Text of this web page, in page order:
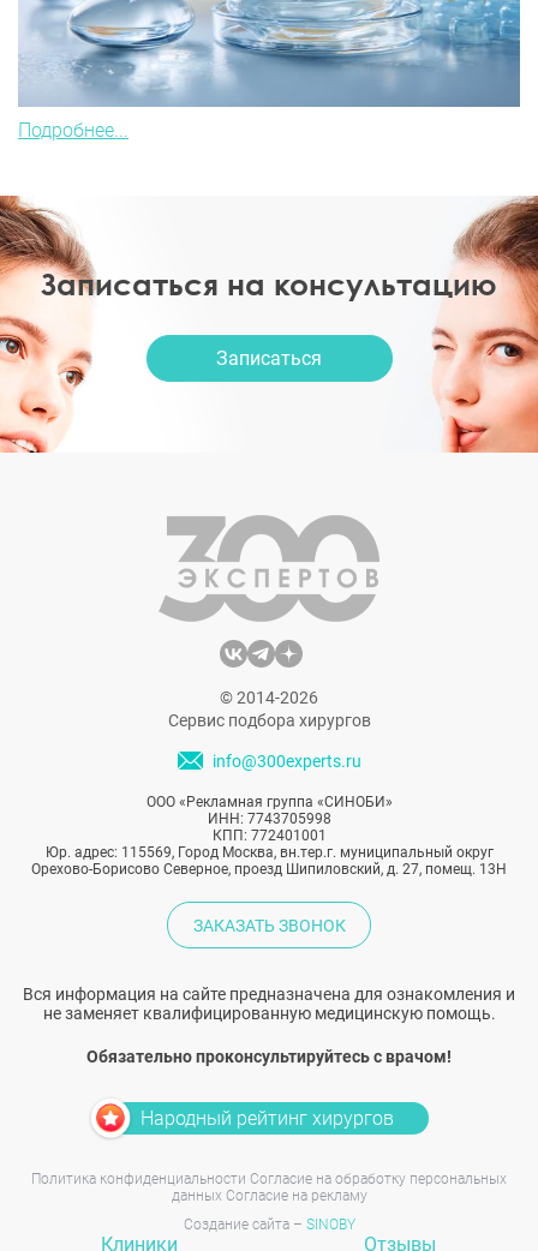
Подробнее...
Записаться на консультацию
Записаться
© 2014-2026
Сервис подбора хирургов
info@300experts.ru
ООО «Рекламная группа «СИНОБИ»
ИНН: 7743705998
КПП: 772401001
Юр. адрес: 115569, Город Москва, вн.тер.г. муниципальный округ
Орехово-Борисово Северное, проезд Шипиловский, д. 27, помещ. 13Н
ЗАКАЗАТЬ ЗВОНОК
Вся информация на сайте предназначена для ознакомления и
не заменяет квалифицированную медицинскую помощь.
Обязательно проконсультируйтесь с врачом!
Народный рейтинг хирургов
Политика конфиденциальности Согласие на обработку персональных
данных Согласие на рекламу
Создание сайта – SINOBY
Клиники Отзывы